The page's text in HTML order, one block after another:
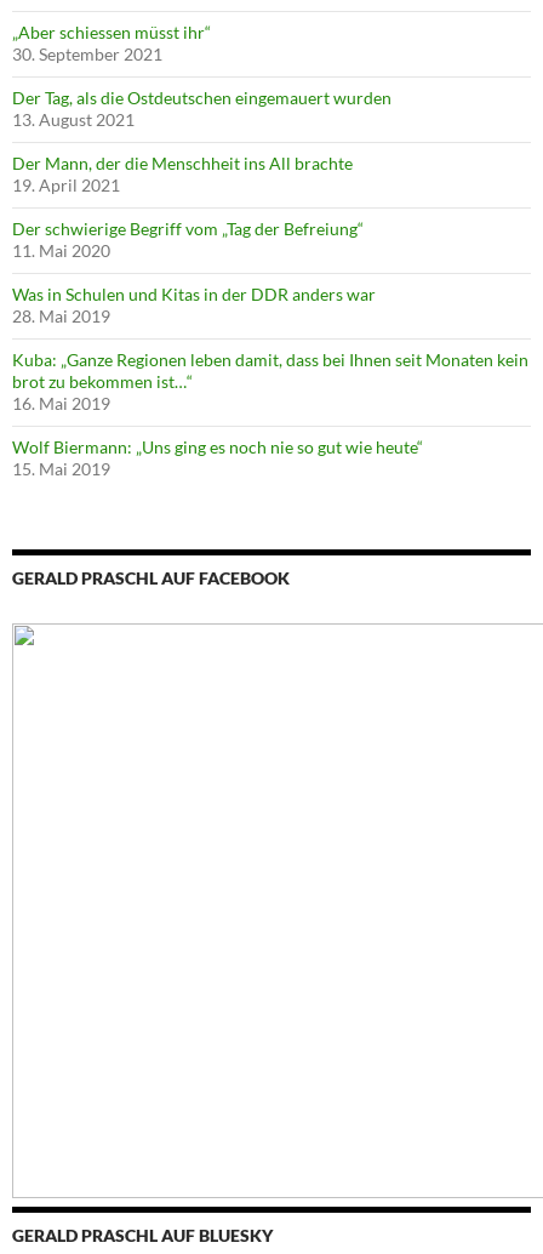
„Aber schiessen müsst ihr“
30. September 2021
Der Tag, als die Ostdeutschen eingemauert wurden
13. August 2021
Der Mann, der die Menschheit ins All brachte
19. April 2021
Der schwierige Begriff vom „Tag der Befreiung“
11. Mai 2020
Was in Schulen und Kitas in der DDR anders war
28. Mai 2019
Kuba: „Ganze Regionen leben damit, dass bei Ihnen seit Monaten kein
brot zu bekommen ist…“
16. Mai 2019
Wolf Biermann: „Uns ging es noch nie so gut wie heute“
15. Mai 2019
GERALD PRASCHL AUF FACEBOOK
GERALD PRASCHL AUF BLUESKY